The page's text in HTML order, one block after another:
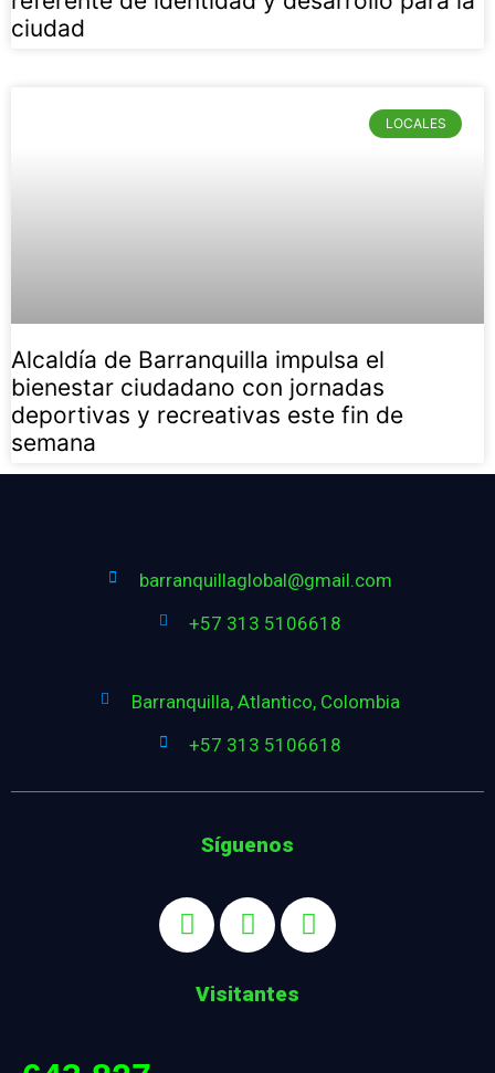
ciudad
LOCALES
Alcaldía de Barranquilla impulsa el
bienestar ciudadano con jornadas
deportivas y recreativas este fin de
semana
barranquillaglobal@gmail.com
+57 313 5106618
Barranquilla, Atlantico, Colombia
+57 313 5106618
Síguenos
Visitantes